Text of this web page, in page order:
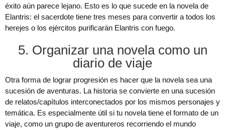
éxito aún parece lejano. Esto es lo que sucede en la novela de
Elantris: el sacerdote tiene tres meses para convertir a todos los
herejes o los ejércitos purificarán Elantris con fuego.
5. Organizar una novela como un
diario de viaje
Otra forma de lograr progresión es hacer que la novela sea una
sucesión de aventuras. La historia se convierte en una sucesión
de relatos/capítulos interconectados por los mismos personajes y
temática. Es especialmente útil si tu novela tiene el formato de un
viaje, como un grupo de aventureros recorriendo el mundo